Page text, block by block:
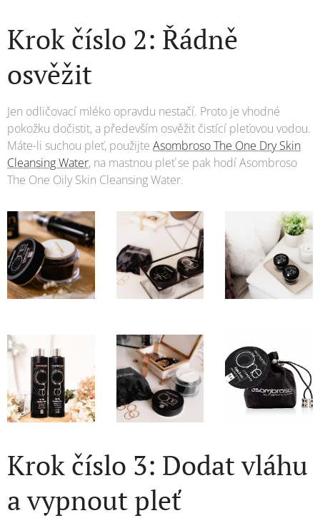
Krok číslo 2: Řádně
osvěžit
Jen odličovací mléko opravdu nestačí. Proto je vhodné
pokožku dočistit, a především osvěžit čistící pleťovou vodou.
Máte-li suchou pleť, použijte Asombroso The One Dry Skin
Cleansing Water, na mastnou pleť se pak hodí Asombroso
The One Oily Skin Cleansing Water.
Krok číslo 3: Dodat vláhu
a vypnout pleť